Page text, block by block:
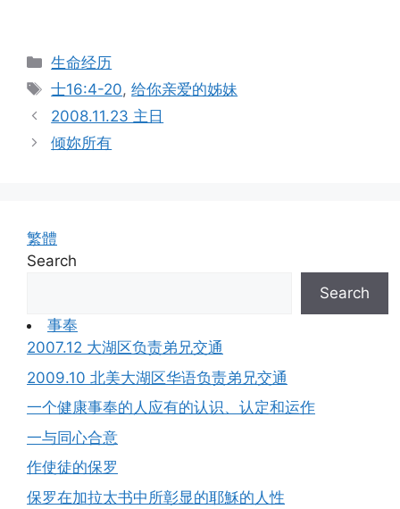
Categories
生命经历
Tags
士16:4-20,给你亲爱的姊妹
2008.11.23 主日
倾妳所有
繁體
Search
Search
事奉
2007.12 大湖区负责弟兄交通
2009.10 北美大湖区华语负责弟兄交通
一个健康事奉的人应有的认识、认定和运作
一与同心合意
作使徒的保罗
保罗在加拉太书中所彰显的耶穌的人性